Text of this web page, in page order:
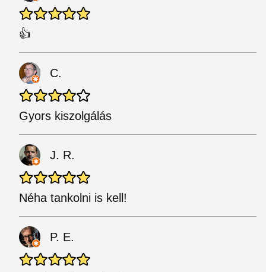
👍
C.
Gyors kiszolgálás
J. R.
Néha tankolni is kell!
P. E.